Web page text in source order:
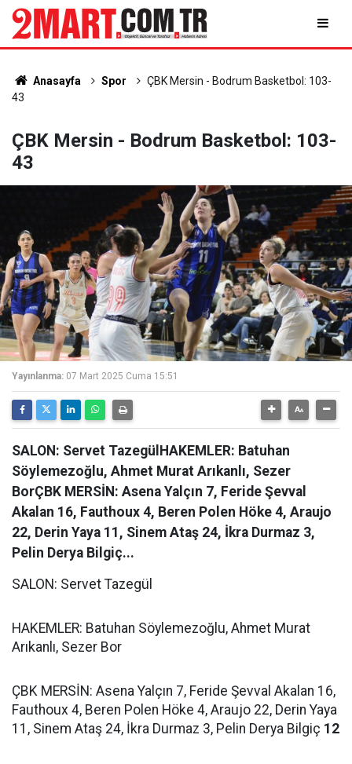
Anasayfa Spor
ÇBK Mersin - Bodrum Basketbol: 103-
43
ÇBK Mersin - Bodrum Basketbol: 103-
43
Yayınlanma: 07 Mart 2025 Cuma 15:51
SALON: Servet TazegülHAKEMLER: Batuhan
Söylemezoğlu, Ahmet Murat Arıkanlı, Sezer
BorÇBK MERSİN: Asena Yalçın 7, Feride Şevval
Akalan 16, Fauthoux 4, Beren Polen Höke 4, Araujo
22, Derin Yaya 11, Sinem Ataş 24, İkra Durmaz 3,
Pelin Derya Bilgiç...
SALON: Servet Tazegül
HAKEMLER: Batuhan Söylemezoğlu, Ahmet Murat
Arıkanlı, Sezer Bor
ÇBK MERSİN: Asena Yalçın 7, Feride Şevval Akalan 16,
Fauthoux 4, Beren Polen Höke 4, Araujo 22, Derin Yaya
11, Sinem Ataş 24, İkra Durmaz 3, Pelin Derya Bilgiç 12